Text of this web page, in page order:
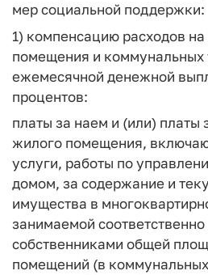
мер социальной поддержки:
1) компенсацию расходов
помещения и коммунальных
ежемесячной денежной
процентов:
платы за наем и (или) платы
жилого помещения,
услуги, работы по
домом, за содержание и
имущества в
занимаемой
собственниками общей
помещений (в